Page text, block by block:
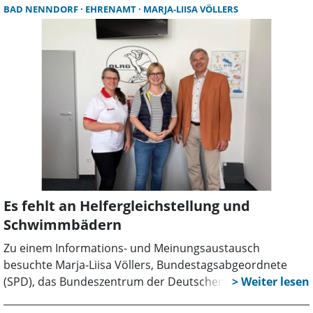
Kommunalpolitiker Rolf Herrmann, Sören Thoms und
Frauke Meyer-Grosu werden ebenfalls anwesend sein. Um
Anmeldung unter 0511/1674-283 oder
rebecca.schamber.wk@bundestag.de wird gebeten.
BAD NENNDORF EHRENAMT MARJA-LIISA VÖLLERS
Es fehlt an Helfergleichstellung und
Schwimmbädern
Zu einem Informations- und Meinungsaustausch
besuchte Marja-Liisa Völlers, Bundestagsabgeordnete
(SPD), das Bundeszentrum der Deutschen Lebens-